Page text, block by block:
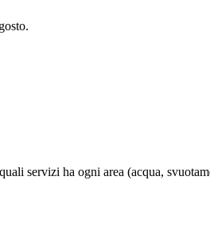
servizi ha ogni area (acqua,